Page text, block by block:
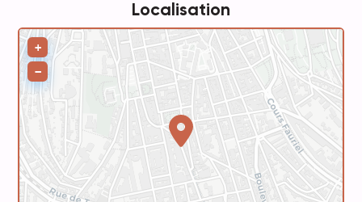
Localisation
+
−